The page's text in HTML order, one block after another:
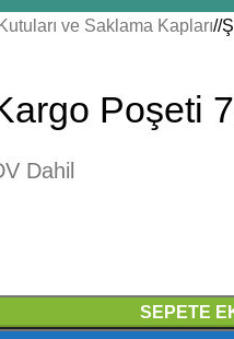
ve Saklama Kapları/
Poşeti
Dahil
SEPETE